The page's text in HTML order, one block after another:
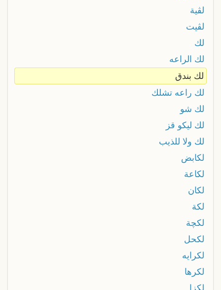
لڨية
لڨيت
لك
لك الراعه
لك بندق
لك راعه تشلك
لك شو
لك ليكو قز
لك ولا للذيب
لكابض
لكاعة
لكان
لكة
لكچة
لكحل
لكرايه
لكرها
لكزا